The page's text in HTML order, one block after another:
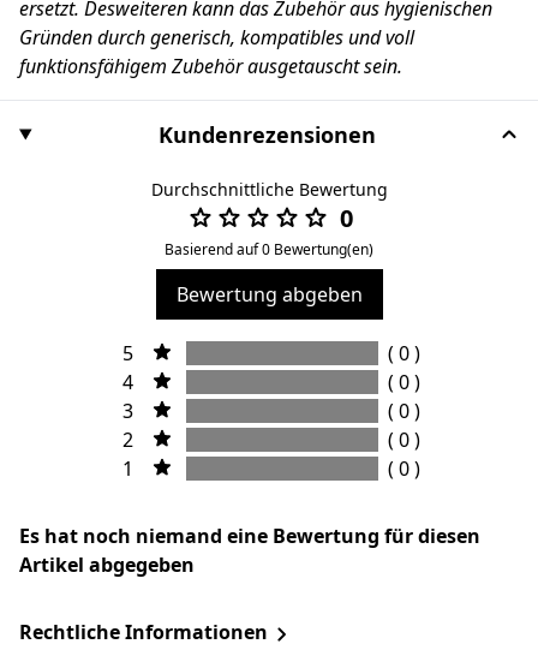
ersetzt. Desweiteren kann das Zubehör aus hygienischen
Gründen durch generisch, kompatibles und voll
funktionsfähigem Zubehör ausgetauscht sein.
Kundenrezensionen
Durchschnittliche Bewertung
0
Basierend auf 0 Bewertung(en)
Bewertung abgeben
5
( 0 )
4
( 0 )
3
( 0 )
2
( 0 )
1
( 0 )
Es hat noch niemand eine Bewertung für diesen
Artikel abgegeben
Rechtliche Informationen